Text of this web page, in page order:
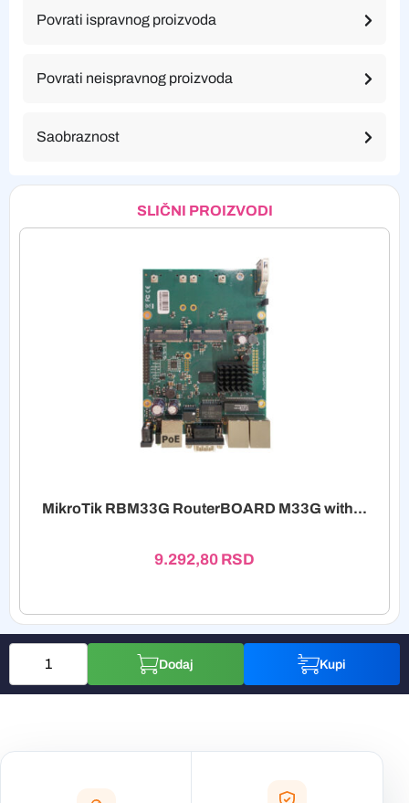
Povrati ispravnog proizvoda
Povrati neispravnog proizvoda
Saobraznost
SLIČNI PROIZVODI
MikroTik RBM33G RouterBOARD M33G with...
9.292,80 RSD
Dodaj Kupi